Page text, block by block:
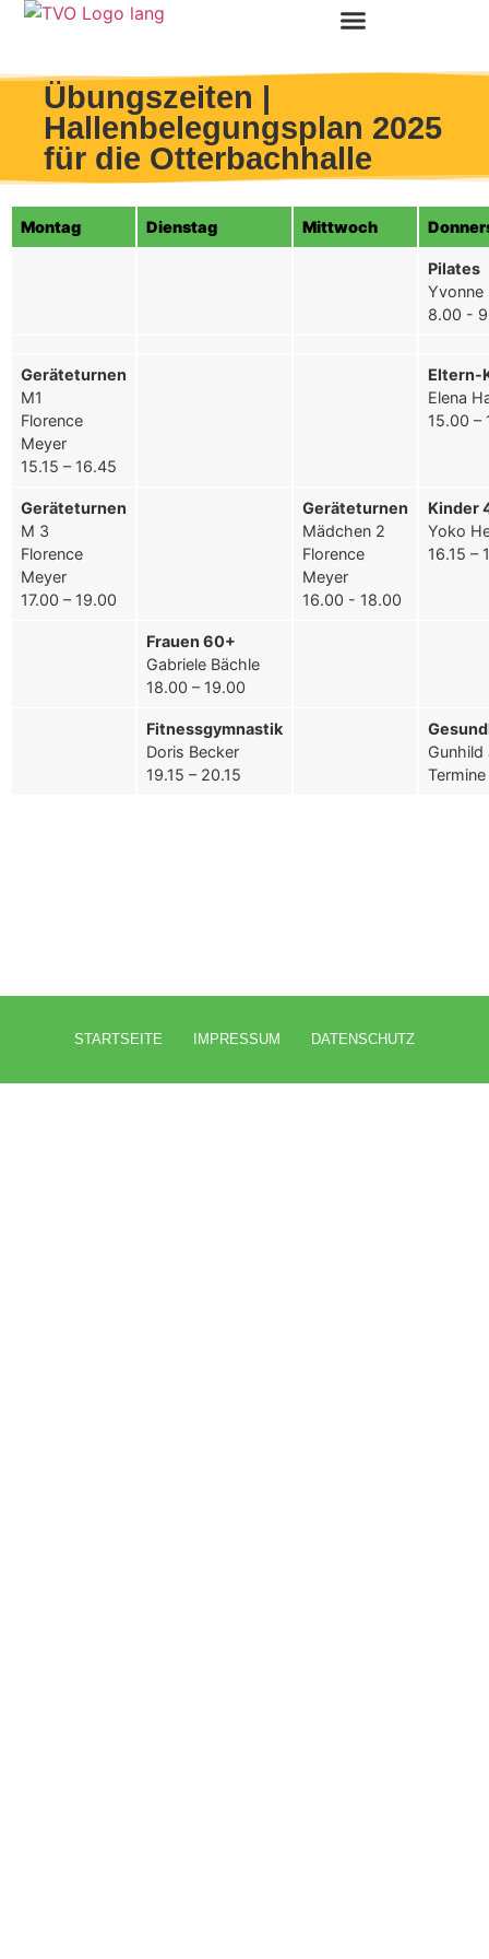
Übungszeiten |
Hallenbelegungsplan 2025
für die Otterbachhalle
Montag Dienstag Mittwoch
Pilates
Yvonne
8.00 -
Geräteturnen
M1
Florence
Meyer
15.15 – 16.45
Eltern-
Elena
15.00 –
Geräteturnen
M 3
Florence
Meyer
17.00 – 19.00
Geräteturnen
Mädchen 2
Florence
Meyer
16.00 - 18.00
Kinder
Yoko
16.15 –
Frauen 60+
Gabriele Bächle
18.00 – 19.00
Fitnessgymnastik
Doris Becker
19.15 – 20.15
Gunhild
STARTSEITE IMPRESSUM DATENSCHUTZ